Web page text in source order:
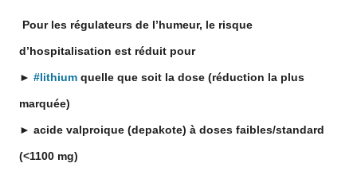
Pour les régulateurs de l’humeur, le risque
d’hospitalisation est réduit pour
►
hashtag
#lithium quelle que soit la dose (réduction la plus
marquée)
► acide valproique (depakote) à doses faibles/standard
(<1100 mg)